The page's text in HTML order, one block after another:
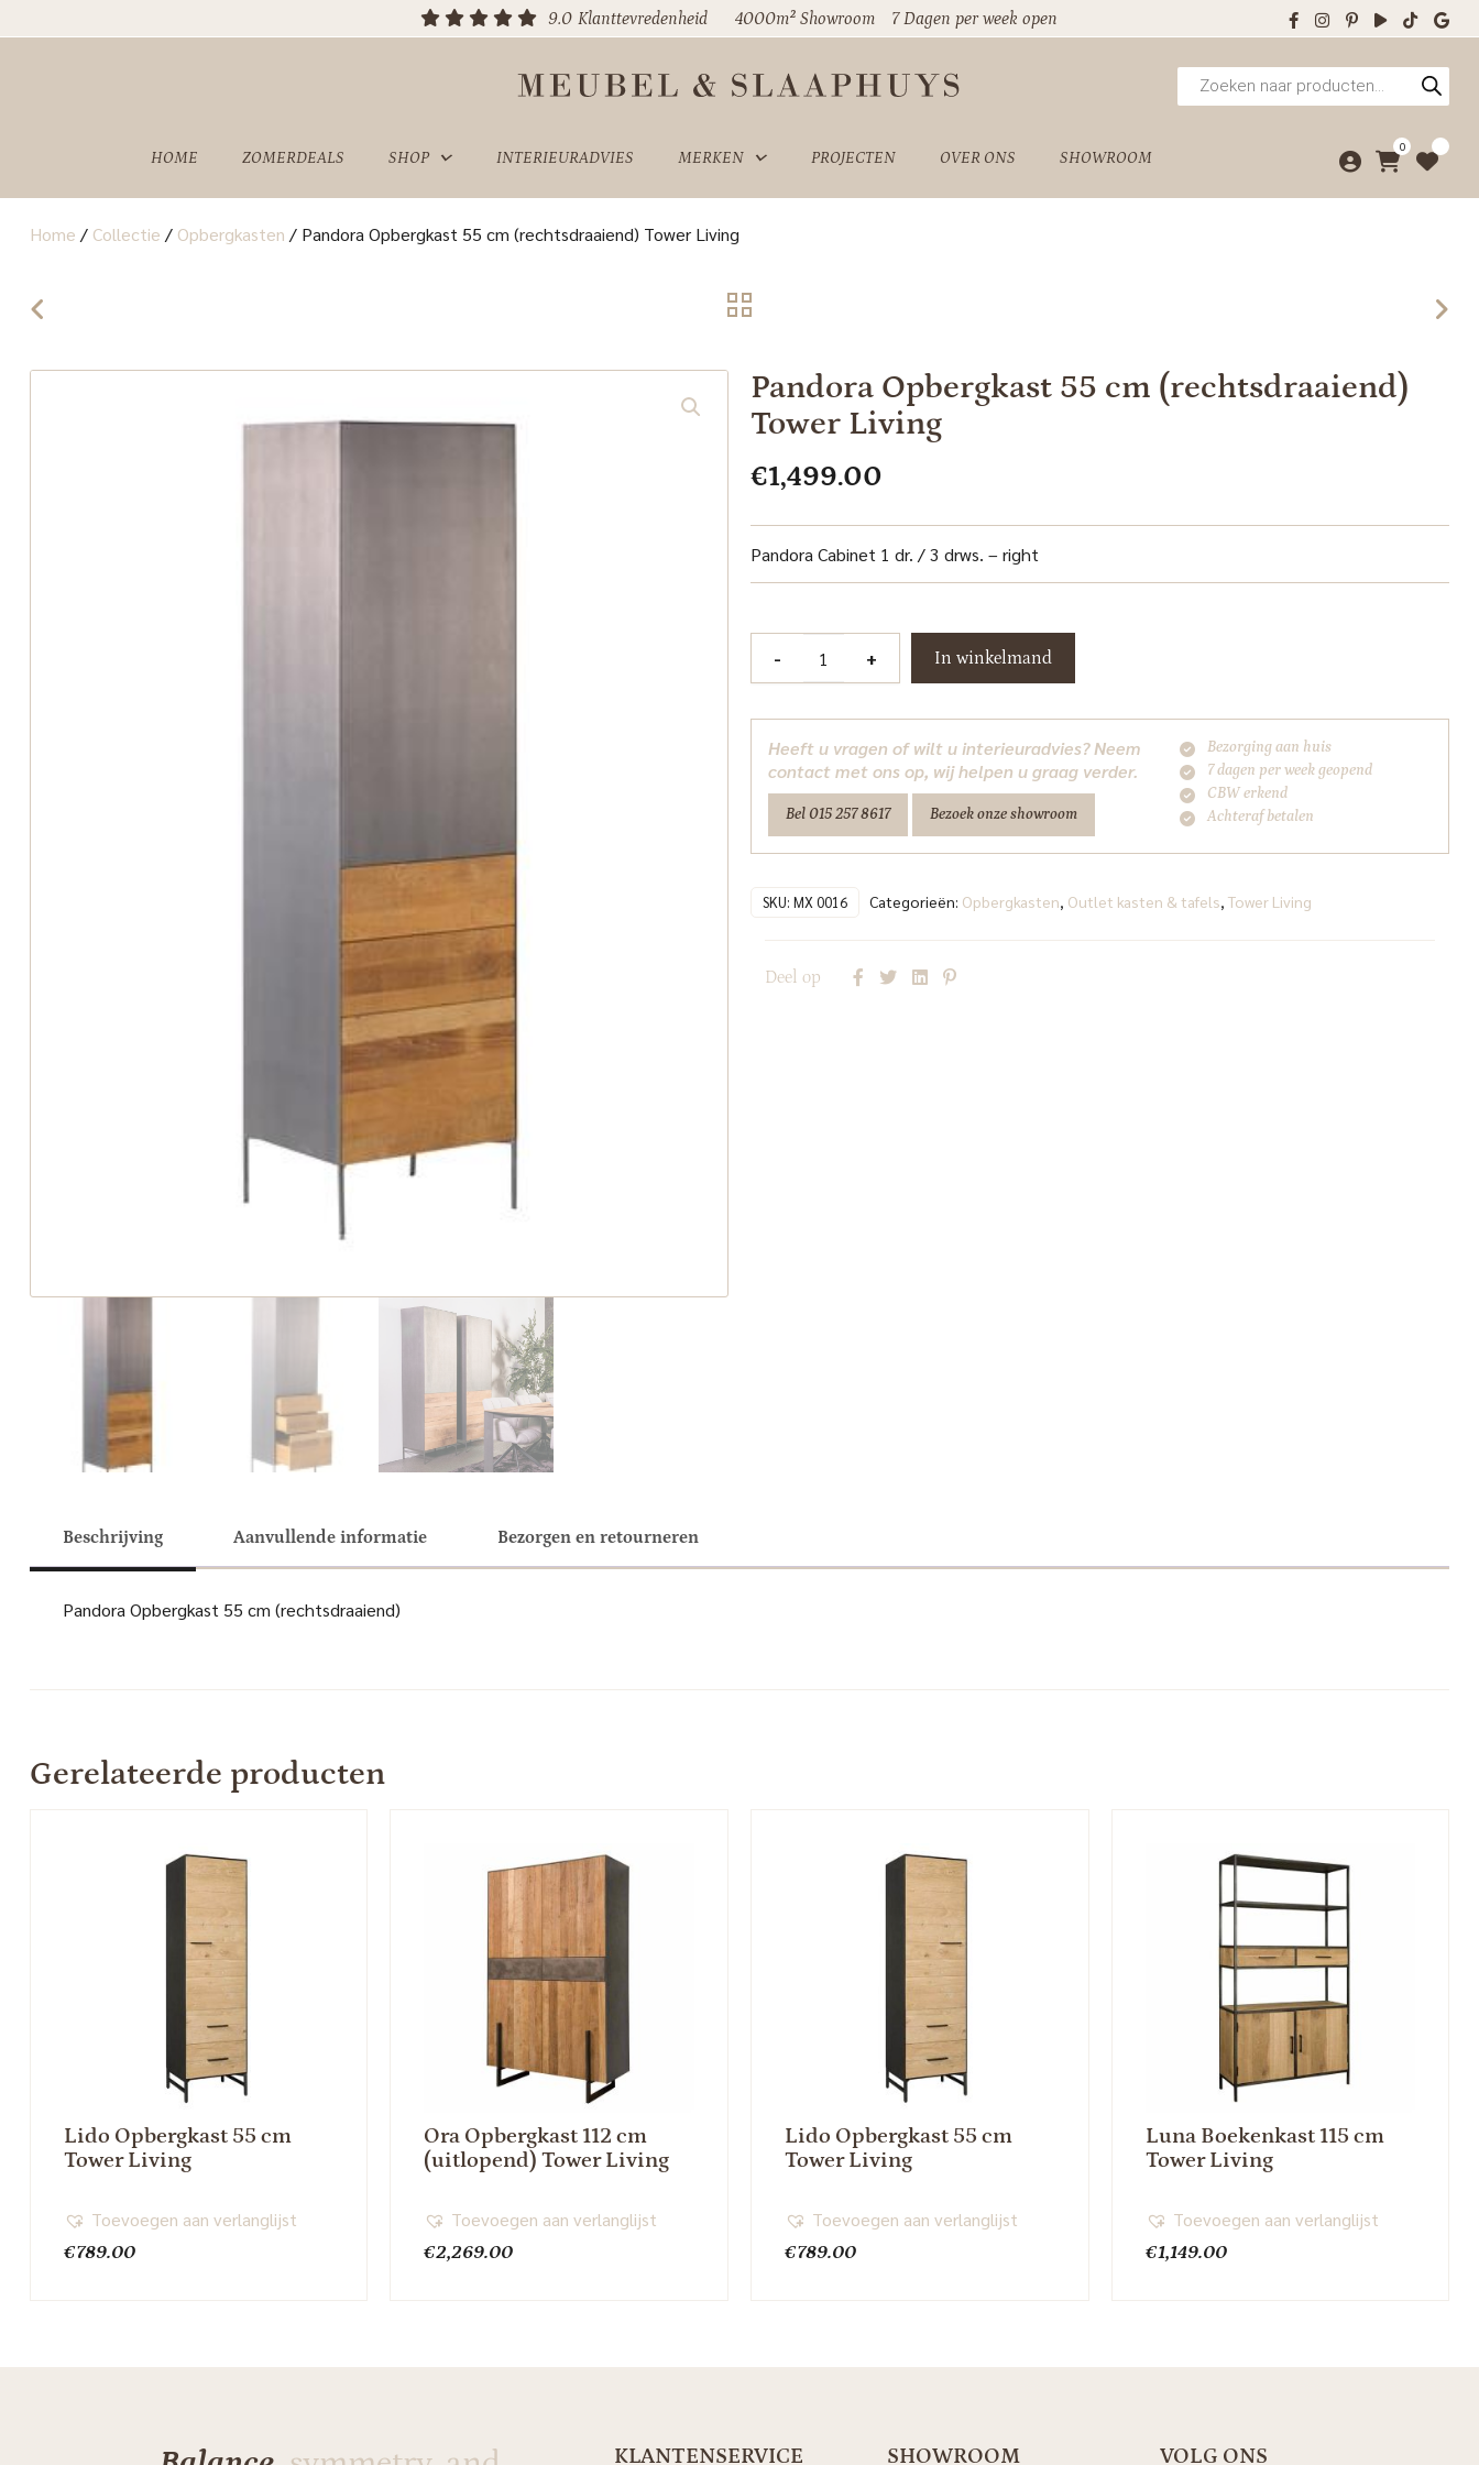
9.0 Klanttevredenheid 4000m² Showroom 7 Dagen per week open
Producten
zoeken
HOME ZOMERDEALS SHOP INTERIEURADVIES MERKEN PROJECTEN OVER ONS SHOWROOM
0
SHOWROOM
Home / Collectie / Opbergkasten / Pandora Opbergkast 55 cm (rechtsdraaiend) Tower Living
Pandora Opbergkast 55 cm (rechtsdraaiend)
Tower Living
€1,499.00
Pandora Cabinet 1 dr. / 3 drws. – right
-
(rechtsdraaiend)
Tower
Living
+ In winkelmand
Heeft u vragen of wilt u interieuradvies? Neem
contact met ons op, wij helpen u graag verder.
Bel 015 257 8617 Bezoek onze showroom
Bezorging aan huis
7 dagen per week geopend
CBW erkend
Achteraf betalen
SKU: MX 0016 Categorieën: Opbergkasten, Outlet kasten & tafels, Tower Living
Deel op
Beschrijving Aanvullende informatie Bezorgen en retourneren
Pandora Opbergkast 55 cm (rechtsdraaiend)
Gerelateerde producten
Lido Opbergkast 55 cm
Tower Living
€789.00
Toevoegen aan verlanglijst
Ora Opbergkast 112 cm
(uitlopend) Tower Living
€2,269.00
Toevoegen aan verlanglijst
Lido Opbergkast 55 cm
Tower Living
€789.00
Toevoegen aan verlanglijst
Luna Boekenkast 115 cm
Tower Living
€1,149.00
Toevoegen aan verlanglijst
KLANTENSERVICE SHOWROOM VOLG ONS